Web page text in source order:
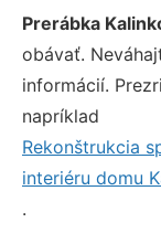
Prerábka
obávať.
informácií.
napríklad
Rekonštrukcia
interiéru domu
.